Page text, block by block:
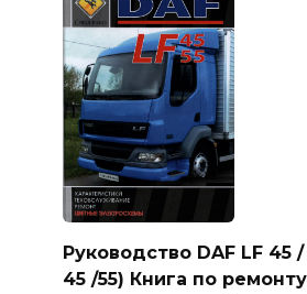
Руководство DAF LF
45 /55) Книга по